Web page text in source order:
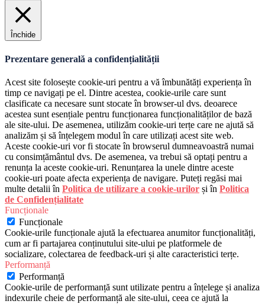
Închide
Prezentare generală a confidențialității
Acest site folosește cookie-uri pentru a vă îmbunătăți experiența în
timp ce navigați pe el. Dintre acestea, cookie-urile care sunt
clasificate ca necesare sunt stocate în browser-ul dvs. deoarece
acestea sunt esențiale pentru funcționarea funcționalităților de bază
ale site-ului. De asemenea, utilizăm cookie-uri terțe care ne ajută să
analizăm și să înțelegem modul în care utilizați acest site web.
Aceste cookie-uri vor fi stocate în browserul dumneavoastră numai
cu consimțământul dvs. De asemenea, va trebui să optați pentru a
renunța la aceste cookie-uri. Renunțarea la unele dintre aceste
cookie-uri poate afecta experiența de navigare. Puteți regăsi mai
multe detalii în Politica de utilizare a cookie-urilor și în Politica
de Confidențialitate
Funcționale
Funcționale
Cookie-urile funcționale ajută la efectuarea anumitor funcționalități,
cum ar fi partajarea conținutului site-ului pe platformele de
socializare, colectarea de feedback-uri și alte caracteristici terțe.
Performanță
Performanță
Cookie-urile de performanță sunt utilizate pentru a înțelege și analiza
indexurile cheie de performanță ale site-ului, ceea ce ajută la